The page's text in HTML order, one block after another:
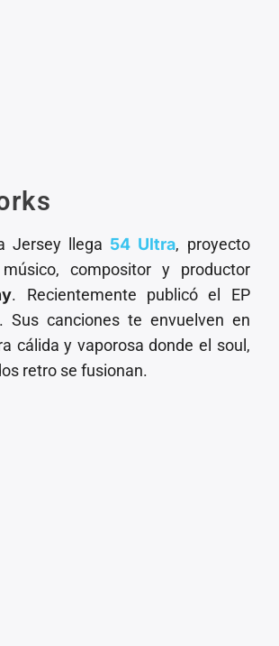
Jersey llega 54 Ultra, proyecto
compositor y productor
. Recientemente publicó el EP
. Sus canciones te envuelven en
cálida y vaporosa donde el soul,
retro se fusionan.